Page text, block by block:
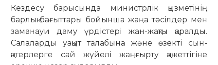
Кездесу барысында министрлік қызметінің
барлық бағыттары бойынша жаңа тәсілдер мен
заманауи даму үрдістері жан-жақты қаралды.
Салаларды уақыт талабына және өзекті сын-
қатерлерге сай жүйелі жаңғырту қажеттігіне